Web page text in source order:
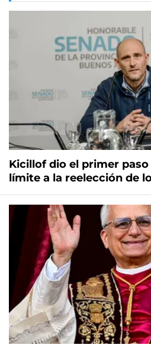
Kicillof dio el primer
límite a la reelección de